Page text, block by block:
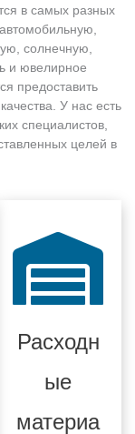
в самых разных
солнечную,
и ювелирное
предоставить
У нас есть
специалистов,
целей в
Расходн
ые
материа